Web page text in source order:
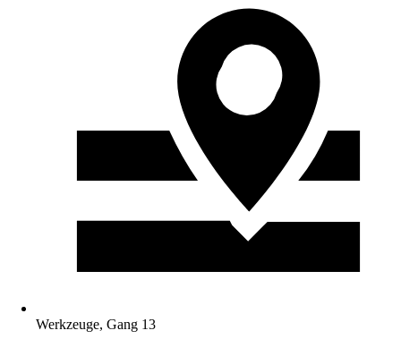
Werkzeuge, Gang 13